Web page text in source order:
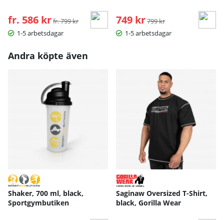
fr. 586 kr Ordinarie pris:
fr. 799 kr
1-5 arbetsdagar
749 krOrdinarie pris:
799 kr
1-5 arbetsdagar
Andra köpte även
Shaker, 700 ml, black,
Sportgymbutiken
Saginaw Oversized T-Shirt,
black, Gorilla Wear